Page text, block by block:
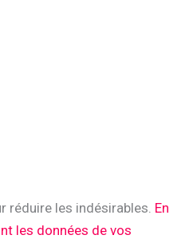
réduire les indésirables. En
les données de vos